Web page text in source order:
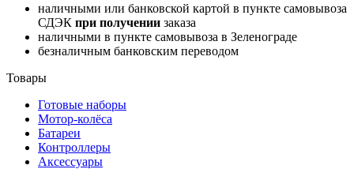
наличными или банковской картой в пункте самовывоза
СДЭК при получении заказа
наличными в пункте самовывоза в Зеленограде
безналичным банковским переводом
Товары
Готовые наборы
Мотор-колёса
Батареи
Контроллеры
Аксессуары